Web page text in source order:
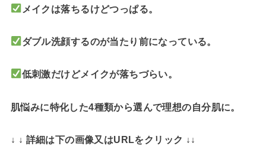
メイクは落ちるけどつっぱる。
ダブル洗顔するのが当たり前になっている。
低刺激だけどメイクが落ちづらい。
肌悩みに特化した4種類から選んで理想の自分肌に。
↓ ↓ 詳細は下の画像又はURLをクリック ↓↓